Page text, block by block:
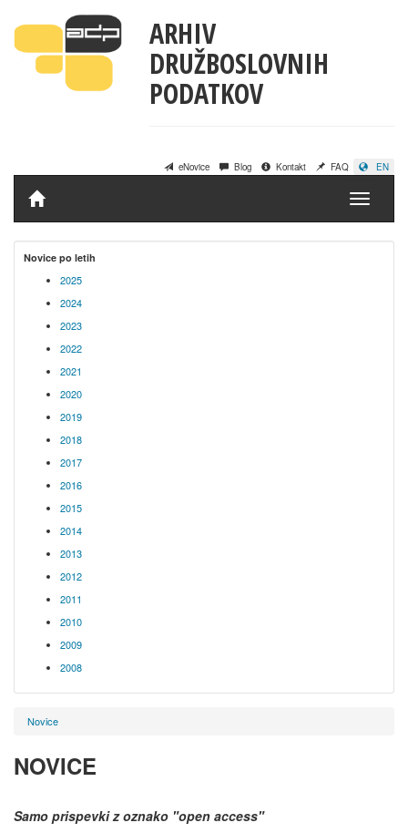
ARHIV
DRUŽBOSLOVNIH
PODATKOV
eNovice Blog Kontakt FAQ EN
Domov
Novice po letih
2025
2024
2023
2022
2021
2020
2019
2018
2017
2016
2015
2014
2013
2012
2011
2010
2009
2008
Novice
NOVICE
Samo prispevki z oznako "open access"